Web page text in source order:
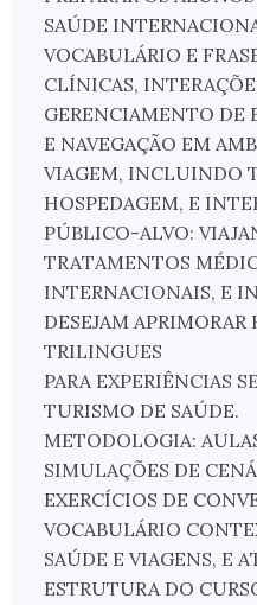
SAÚDE
VOCABULÁRIO E
CLÍNICAS,
GERENCIAMENTO DE
E NAVEGAÇÃO EM
VIAGEM, INCLUINDO
HOSPEDAGEM, E
PÚBLICO-ALVO:
TRATAMENTOS
INTERNACIONAIS, E
DESEJAM APRIMORAR
TRILINGUES
PARA EXPERIÊNCIAS
TURISMO DE SAÚDE.
METODOLOGIA:
SIMULAÇÕES DE
EXERCÍCIOS DE
VOCABULÁRIO
SAÚDE E VIAGENS, E
ESTRUTURA DO